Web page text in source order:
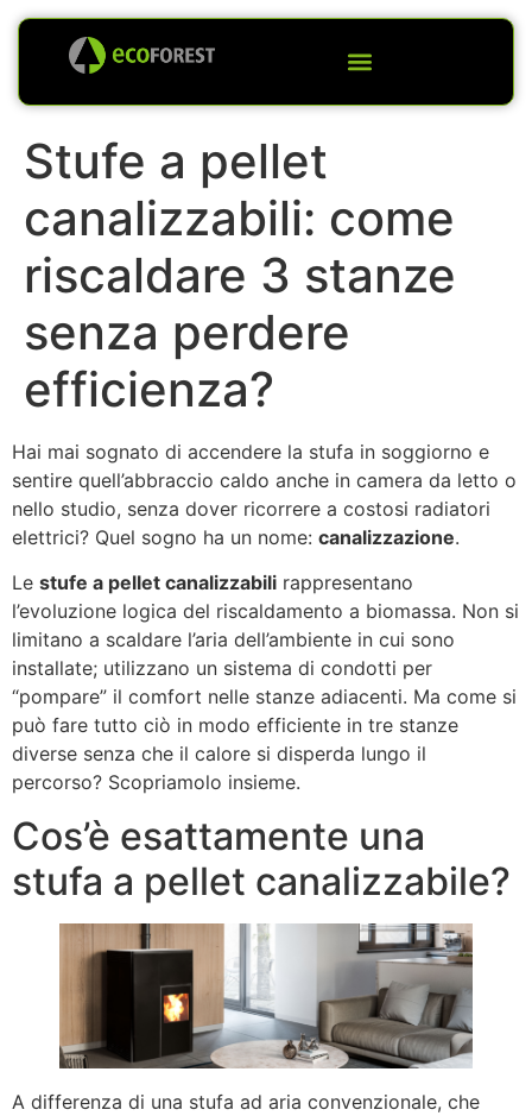
Stufe a pellet
canalizzabili: come
riscaldare 3 stanze
senza perdere
efficienza?
Hai mai sognato di accendere la stufa in soggiorno e
sentire quell’abbraccio caldo anche in camera da letto o
nello studio, senza dover ricorrere a costosi radiatori
elettrici? Quel sogno ha un nome: canalizzazione.
Le stufe a pellet canalizzabili rappresentano
l’evoluzione logica del riscaldamento a biomassa. Non si
limitano a scaldare l’aria dell’ambiente in cui sono
installate; utilizzano un sistema di condotti per
“pompare” il comfort nelle stanze adiacenti. Ma come si
può fare tutto ciò in modo efficiente in tre stanze
diverse senza che il calore si disperda lungo il
percorso? Scopriamolo insieme.
Cos’è esattamente una
stufa a pellet canalizzabile?
A differenza di una stufa ad aria convenzionale, che